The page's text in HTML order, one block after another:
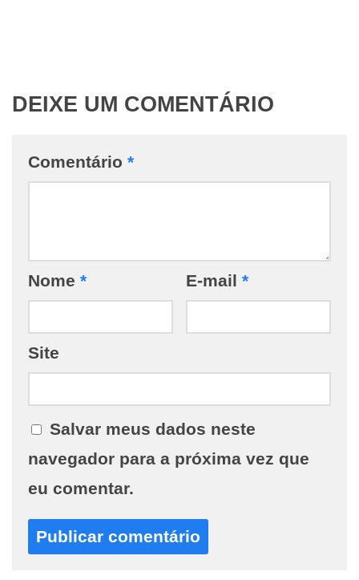
DEIXE UM COMENTÁRIO
Comentário *
Nome * E-mail *
Site
Salvar meus dados neste
navegador para a próxima vez que
eu comentar.